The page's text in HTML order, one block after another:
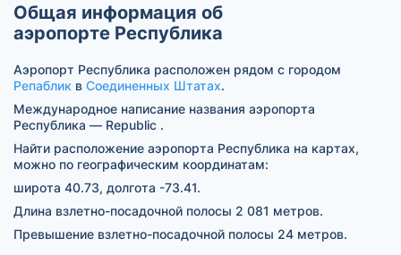
Общая информация об
аэропорте Республика
Аэропорт Республика расположен рядом с городом
Репаблик в Соединенных Штатах.
Международное написание названия аэропорта
Республика — Republic .
Найти расположение аэропорта Республика на картах,
можно по географическим координатам:
широта 40.73, долгота -73.41.
Длина взлетно-посадочной полосы 2 081 метров.
Превышение взлетно-посадочной полосы 24 метров.